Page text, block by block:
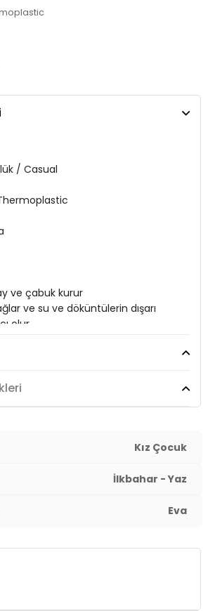
su ve döküntülerin dışarı atılmasına
/ Casual
ve çabuk kurur
ve su ve döküntülerin dışarı
olur
Kız Çocuk
İlkbahar - Yaz
Eva